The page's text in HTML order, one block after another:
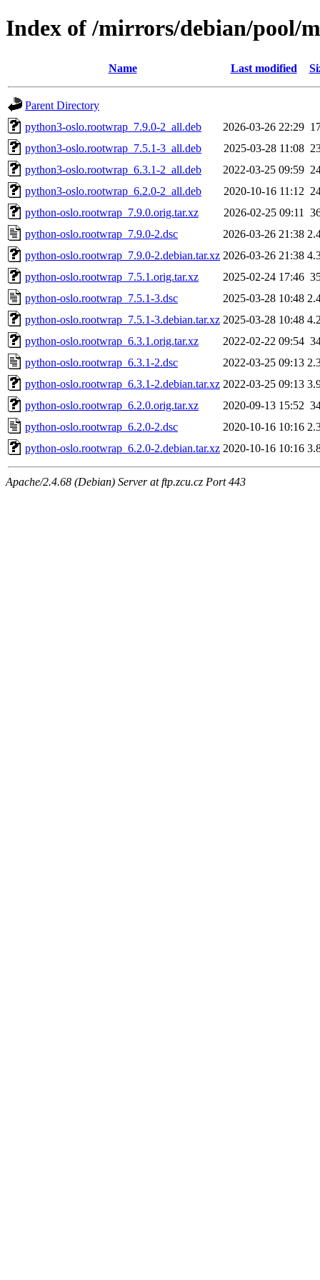
Index of /mirrors/debian/pool/
Name Last modified
Parent Directory
python3-oslo.rootwrap_7.9.0-2_all.deb
2026-03-26 22:29
python3-oslo.rootwrap_7.5.1-3_all.deb
2025-03-28 11:08
python3-oslo.rootwrap_6.3.1-2_all.deb
2022-03-25 09:59
python3-oslo.rootwrap_6.2.0-2_all.deb
2020-10-16 11:12
python-oslo.rootwrap_7.9.0.orig.tar.xz
2026-02-25 09:11
python-oslo.rootwrap_7.9.0-2.dsc
2026-03-26 21:38
python-oslo.rootwrap_7.9.0-2.debian.tar.xz 2026-03-26 21:38
python-oslo.rootwrap_7.5.1.orig.tar.xz
2025-02-24 17:46
python-oslo.rootwrap_7.5.1-3.dsc
2025-03-28 10:48
python-oslo.rootwrap_7.5.1-3.debian.tar.xz 2025-03-28 10:48
python-oslo.rootwrap_6.3.1.orig.tar.xz
2022-02-22 09:54
python-oslo.rootwrap_6.3.1-2.dsc
2022-03-25 09:13
python-oslo.rootwrap_6.3.1-2.debian.tar.xz 2022-03-25 09:13
python-oslo.rootwrap_6.2.0.orig.tar.xz
2020-09-13 15:52
python-oslo.rootwrap_6.2.0-2.dsc
2020-10-16 10:16
python-oslo.rootwrap_6.2.0-2.debian.tar.xz 2020-10-16 10:16
Apache/2.4.68 (Debian) Server at ftp.zcu.cz Port 443